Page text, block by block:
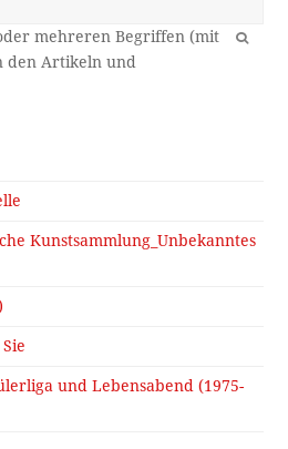
OK
Kunstsammlung_Unbekanntes
und Lebensabend (1975-